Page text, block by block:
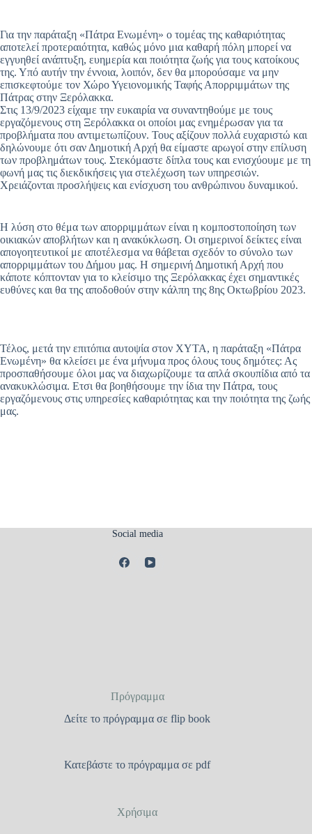
Για την παράταξη «Πάτρα Ενωμένη» ο τομέας της καθαριότητας
αποτελεί προτεραιότητα, καθώς μόνο μια καθαρή πόλη μπορεί να
εγγυηθεί ανάπτυξη, ευημερία και ποιότητα ζωής για τους κατοίκους
της. Υπό αυτήν την έννοια, λοιπόν, δεν θα μπορούσαμε να μην
επισκεφτούμε τον Χώρο Υγειονομικής Ταφής Απορριμμάτων της
Πάτρας στην Ξερόλακκα.
Στις 13/9/2023 είχαμε την ευκαιρία να συναντηθούμε με τους
εργαζόμενους στη Ξερόλακκα οι οποίοι μας ενημέρωσαν για τα
προβλήματα που αντιμετωπίζουν. Τους αξίζουν πολλά ευχαριστώ και
δηλώνουμε ότι σαν Δημοτική Αρχή θα είμαστε αρωγοί στην επίλυση
των προβλημάτων τους. Στεκόμαστε δίπλα τους και ενισχύουμε με τη
φωνή μας τις διεκδικήσεις για στελέχωση των υπηρεσιών.
Χρειάζονται προσλήψεις και ενίσχυση του ανθρώπινου δυναμικού.
Η λύση στο θέμα των απορριμμάτων είναι η κομποστοποίηση των
οικιακών αποβλήτων και η ανακύκλωση. Οι σημερινοί δείκτες είναι
απογοητευτικοί με αποτέλεσμα να θάβεται σχεδόν το σύνολο των
απορριμμάτων του Δήμου μας. Η σημερινή Δημοτική Αρχή που
κάποτε κόπτονταν για το κλείσιμο της Ξερόλακκας έχει σημαντικές
ευθύνες και θα της αποδοθούν στην κάλπη της 8ης Οκτωβρίου 2023.
Τέλος, μετά την επιτόπια αυτοψία στον ΧΥΤΑ, η παράταξη «Πάτρα
Ενωμένη» θα κλείσει με ένα μήνυμα προς όλους τους δημότες: Ας
προσπαθήσουμε όλοι μας να διαχωρίζουμε τα απλά σκουπίδια από τα
ανακυκλώσιμα. Ετσι θα βοηθήσουμε την ίδια την Πάτρα, τους
εργαζόμενους στις υπηρεσίες καθαριότητας και την ποιότητα της ζωής
μας.
Social media
Πρόγραμμα
Δείτε το πρόγραμμα σε flip book
Κατεβάστε το πρόγραμμα σε pdf
Χρήσιμα